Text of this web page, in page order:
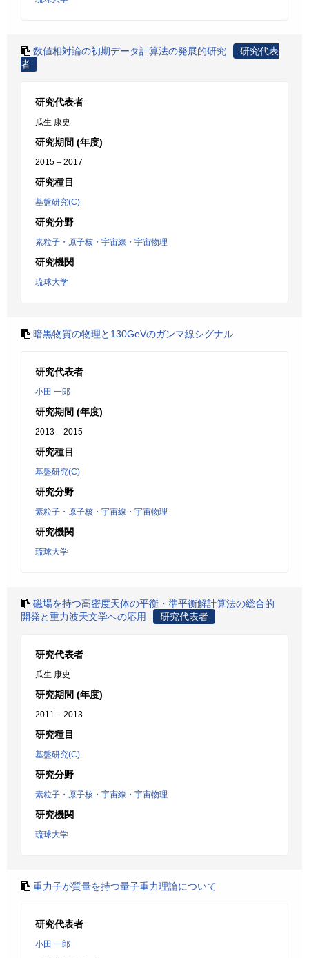
数値相対論の初期データ計算法の発展的研究
研究代表
者
研究代表者
瓜生 康史
研究期間 (年度)
2015 – 2017
研究種目
基盤研究(C)
研究分野
素粒子・原子核・宇宙線・宇宙物理
研究機関
琉球大学
暗黒物質の物理と130GeVのガンマ線シグナル
研究代表者
小田 一郎
研究期間 (年度)
2013 – 2015
研究種目
基盤研究(C)
研究分野
素粒子・原子核・宇宙線・宇宙物理
研究機関
琉球大学
磁場を持つ高密度天体の平衡・準平衡解計算法の総合的
開発と重力波天文学への応用
研究代表者
研究代表者
瓜生 康史
研究期間 (年度)
2011 – 2013
研究種目
基盤研究(C)
研究分野
素粒子・原子核・宇宙線・宇宙物理
研究機関
琉球大学
重力子が質量を持つ量子重力理論について
研究代表者
小田 一郎